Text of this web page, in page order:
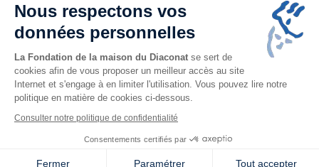
Plan du site
Alsa'Seniors
Assistante sociale
Création
Nous respectons vos
données personnelles
La Fondation de la maison du Diaconat se sert de
cookies afin de vous proposer un meilleur accès au site
Internet et s'engage à en limiter l'utilisation. Vous pouvez lire notre
politique en matière de cookies ci-dessous.
Consulter notre politique de confidentialité
Consentements certifiés par
Fermer Paramétrer Tout accepter